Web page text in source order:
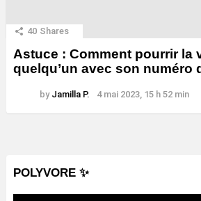
40 Shares
Astuce : Comment pourrir la
quelqu’un avec son numéro
by Jamilla P. 4 mai 2023, 15 h 52 min
POLYVORE ✨